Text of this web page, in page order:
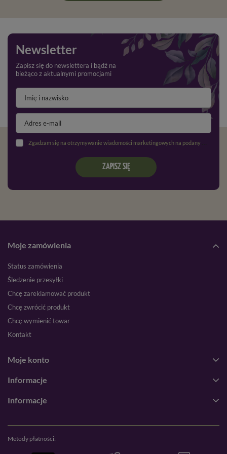
[product id="113,1681,1305,1696"]
Newsletter
Zapisz się do newslettera i bądź na
bieżąco z aktualnymi promocjami
Zgadzam się na otrzymywanie wiadomości marketingowych na podany adres e-mail oraz przetwarzanie danych osobowych zgodnie z
ZAPISZ SIĘ
Moje zamówienia
Status zamówienia
Śledzenie przesyłki
Chcę zareklamować produkt
Chcę zwrócić produkt
Chcę wymienić towar
Kontakt
Moje konto
Informacje
Informacje
Metody płatności: